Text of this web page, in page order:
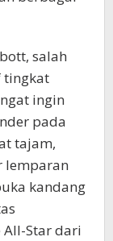
salah
tingkat
ingin
pada
tajam,
lemparan
kandang
All-Star dari